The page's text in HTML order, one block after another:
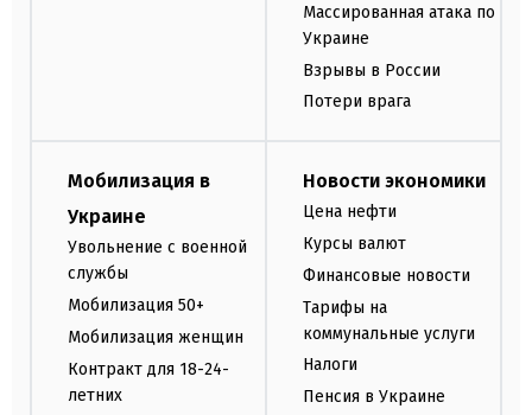
Массированная атака по
Украине
Взрывы в России
Потери врага
Мобилизация в
Украине
Увольнение с военной
службы
Мобилизация 50+
Мобилизация женщин
Контракт для 18-24-
летних
Новости экономики
Цена нефти
Курсы валют
Финансовые новости
Тарифы на
коммунальные услуги
Налоги
Пенсия в Украине